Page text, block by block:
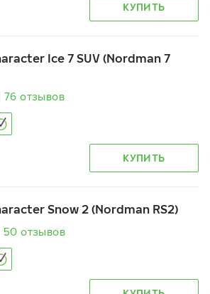
КУПИТЬ
Ice 7 SUV (Nordman 7
76 отзывов
КУПИТЬ
Snow 2 (Nordman RS2)
50 отзывов